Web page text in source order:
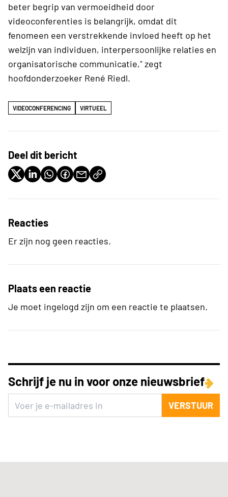
beter begrip van vermoeidheid door
videoconferenties is belangrijk, omdat dit
fenomeen een verstrekkende invloed heeft op het
welzijn van individuen, interpersoonlijke relaties en
organisatorische communicatie," zegt
hoofdonderzoeker René Riedl.
VIDEOCONFERENCING VIRTUEEL
Deel dit bericht
Reacties
Er zijn nog geen reacties.
Plaats een reactie
Je moet ingelogd zijn om een reactie te plaatsen.
Schrijf je nu in voor onze nieuwsbrief
VERSTUUR